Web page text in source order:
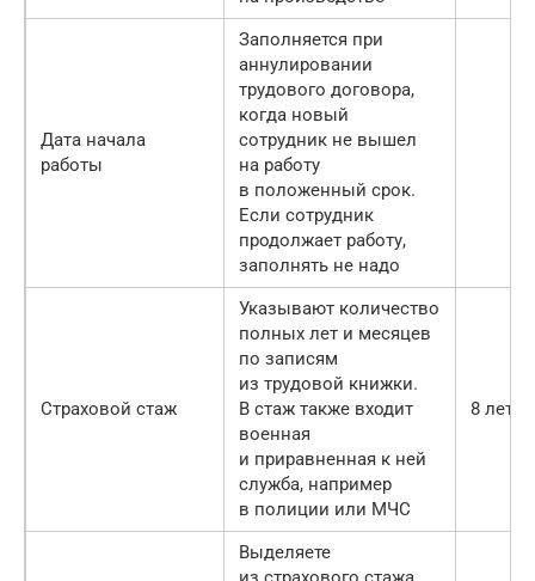
Дата начала
работы
Заполняется при
аннулировании
трудового договора,
когда новый
сотрудник не вышел
на работу
в положенный срок.
Если сотрудник
продолжает работу,
заполнять не надо
Страховой стаж
Указывают количество
полных лет и месяцев
по записям
из трудовой книжки.
В стаж также входит
военная
и приравненная к ней
служба, например
в полиции или МЧС
8 лет
Выделяете